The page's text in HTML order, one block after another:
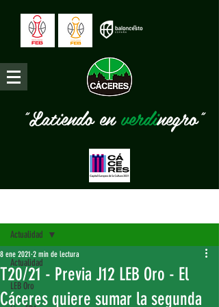
"Latiendo enverdinegro"
Actualidad
LEB Oro
Actualidad
T20/21 - Previa J12 LEB Oro - El
Cáceres quiere sumar la segunda
8 ene 2021 2 min de lectura